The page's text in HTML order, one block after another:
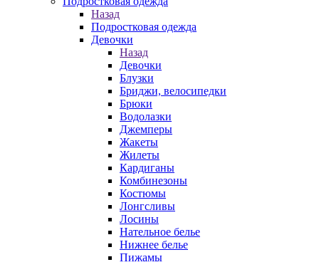
Назад
Подростковая одежда
Девочки
Назад
Девочки
Блузки
Бриджи, велосипедки
Брюки
Водолазки
Джемперы
Жакеты
Жилеты
Кардиганы
Комбинезоны
Костюмы
Лонгсливы
Лосины
Нательное белье
Нижнее белье
Пижамы